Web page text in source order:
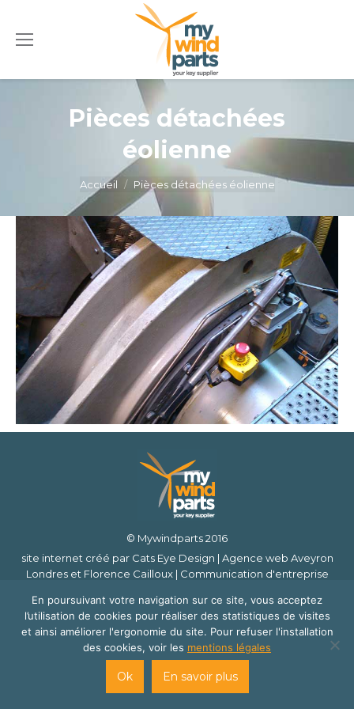
Pièces détachées
éolienne
Vous êtes ici :Accueil Pièces détachées éolienne
© Mywindparts 2016
site internet créé par Cats Eye Design | Agence web Aveyron
Londreset Florence Cailloux | Communication d'entreprise
En poursuivant votre navigation sur ce site, vous acceptez
l’utilisation de cookies pour réaliser des statistiques de visites
et ainsi améliorer l'ergonomie du site. Pour refuser l'installation
des cookies, voir les mentions légales
Ok En savoir plus